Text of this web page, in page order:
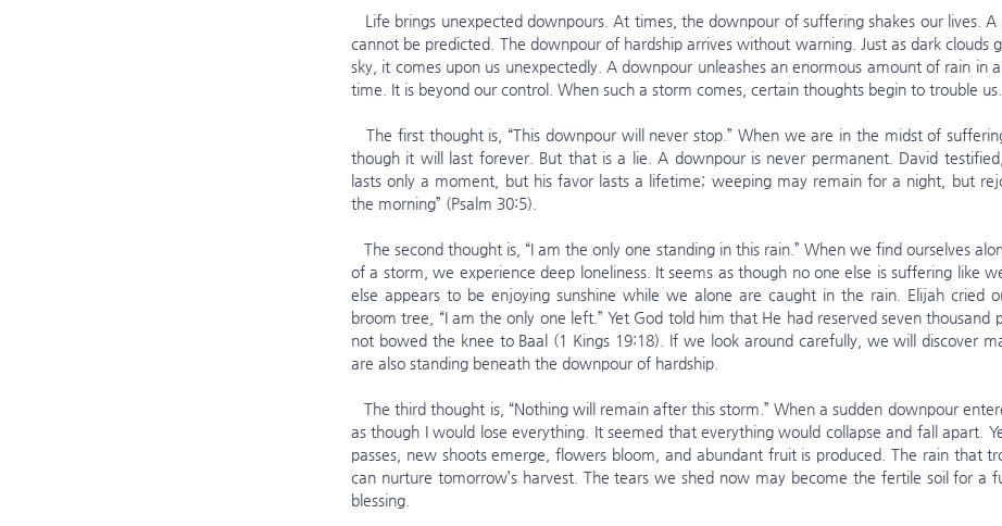
Life brings unexpected downpours. At times, the downpour of suffering shakes our lives. A
cannot be predicted. The downpour of hardship arrives without warning. Just as dark clouds
sky, it comes upon us unexpectedly. A downpour unleashes an enormous amount of rain in
time. It is beyond our control. When such a storm comes, certain thoughts begin to trouble us.
   The first thought is, “This downpour will never stop.” When we are in the midst of suffering, it can feel as
though it will last forever. But that is a lie. A downpour is never permanent. David
lasts only a moment, but his favor lasts a lifetime; weeping may remain for a night, but
the morning” (Psalm 30:5).
   The second thought is, “I am the only one standing in this rain.” When we find ourselves alone in the middle
of a storm, we experience deep loneliness. It seems as though no one else is suffering like
else appears to be enjoying sunshine while we alone are caught in the rain. Elijah cried
broom tree, “I am the only one left.” Yet God told him that He had reserved seven thousand
not bowed the knee to Baal (1 Kings 19:18). If we look around carefully, we will discover
are also standing beneath the downpour of hardship.
   The third thought is, “Nothing will remain after this storm.” When a sudden downpour entered my life, I felt
as though I would lose everything. It seemed that everything would collapse and fall apart.
passes, new shoots emerge, flowers bloom, and abundant fruit is produced. The rain that
can nurture tomorrow’s harvest. The tears we shed now may become the fertile soil for a
blessing.